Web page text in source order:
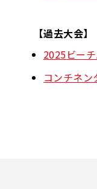
【過去大会】
2025ビー
コンチネ